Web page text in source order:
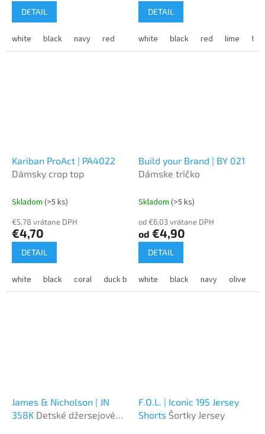
DETAIL
white black navy red royal orange grey gold lime
DETAIL
white black red lime
Kariban ProAct | PA4022
Dámsky crop top
Skladom (>5 ks)
€5,78 vrátane DPH
€4,70
DETAIL
white black coral duck blue heather
Build your Brand | BY 021
Dámske tričko
Skladom (>5 ks)
od €6,03 vrátane DPH
od €4,90
DETAIL
white black navy olive
James & Nicholson | JN
358K Detské džersejové
F.O.L. | Iconic 195 Jersey
Shorts Šortky Jersey